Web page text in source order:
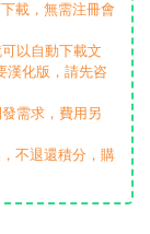
載，無需注冊會
以自動下載文
漢化版，請先咨
需求，費用另
不退還積分，購